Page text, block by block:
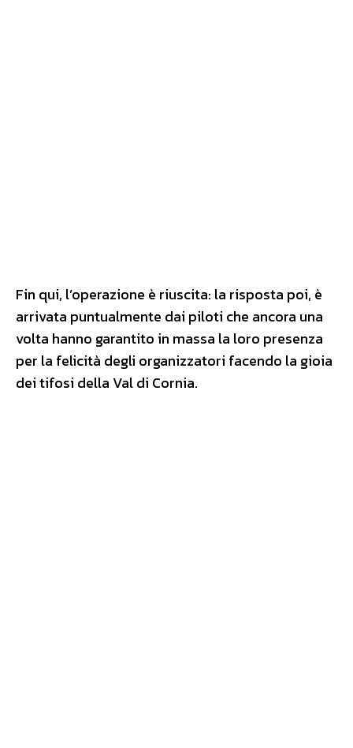
Fin qui, l’operazione è riuscita: la risposta poi, è
arrivata puntualmente dai piloti che ancora una
volta hanno garantito in massa la loro presenza
per la felicità degli organizzatori facendo la gioia
dei tifosi della Val di Cornia.